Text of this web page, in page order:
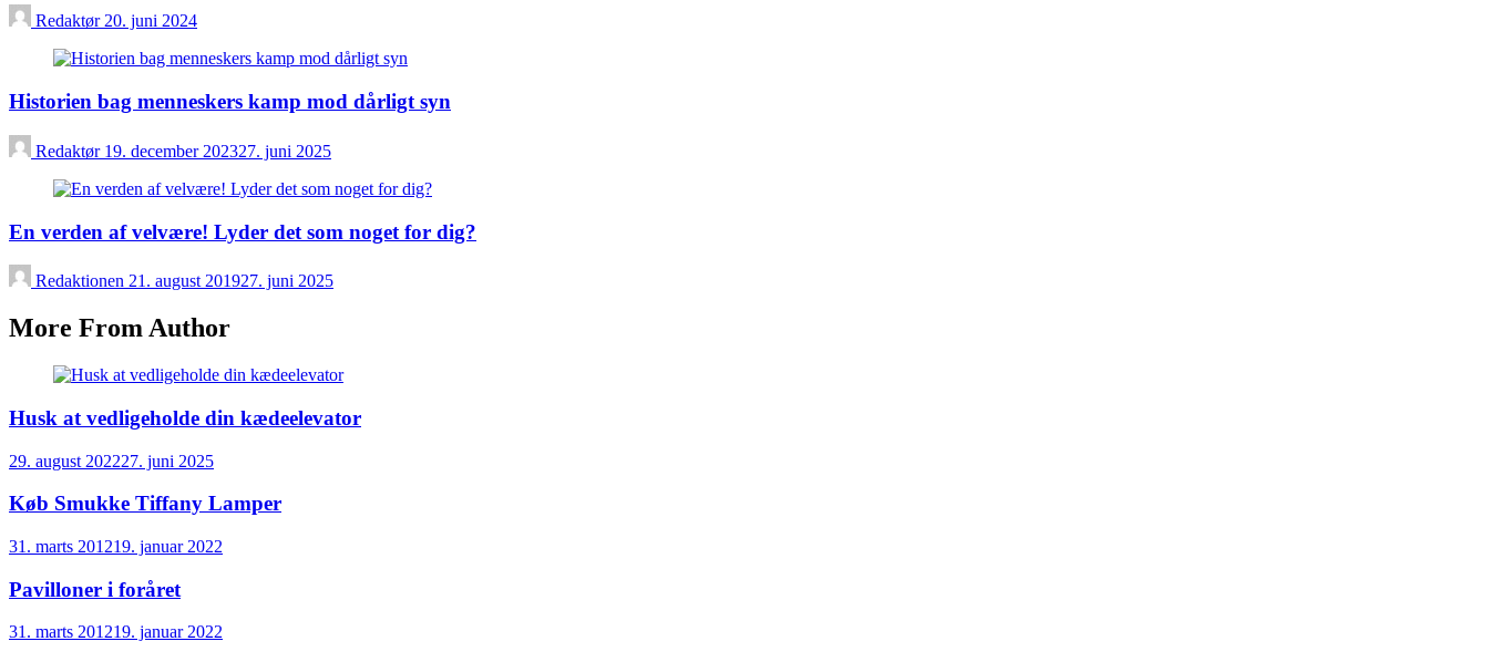
Redaktør20. juni 2024
Historien bag menneskers kamp mod dårligt syn
Redaktør 19. december 202327. juni 2025
En verden af velvære! Lyder det som noget for dig?
Redaktionen 21. august 201927. juni 2025
More From Author
Husk at vedligeholde din kædeelevator
29. august 202227. juni 2025
Køb Smukke Tiffany Lamper
31. marts 201219. januar 2022
Pavilloner i foråret
31. marts 201219. januar 2022